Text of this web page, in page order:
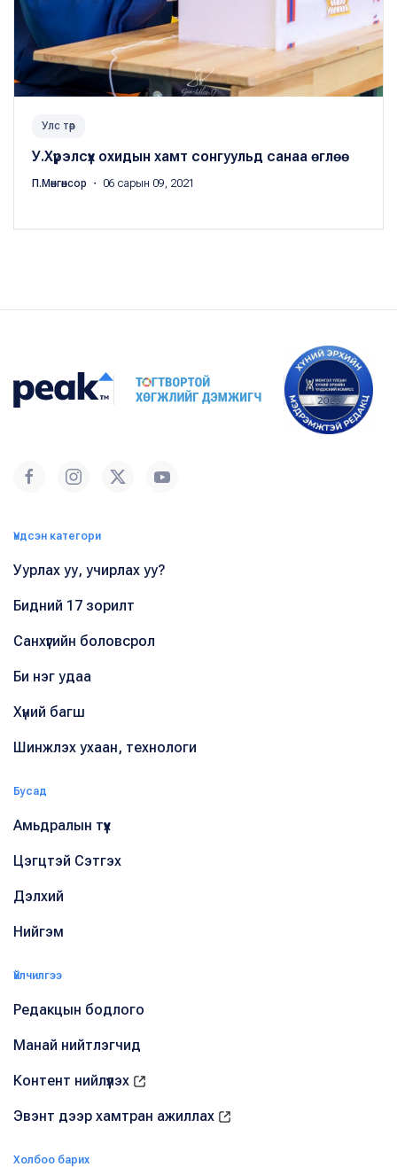
Улс төр
У.Хүрэлсүх охидын хамт сонгуульд санаа өглөө
П.Мөнгөнсор ・ 06 сарын 09, 2021
Үндсэн категори
Уурлах уу, учирлах уу?
Бидний 17 зорилт
Санхүүгийн боловсрол
Би нэг удаа
Хүний багш
Шинжлэх ухаан, технологи
Бусад
Амьдралын түүх
Цэгцтэй Сэтгэх
Дэлхий
Нийгэм
Үйлчилгээ
Редакцын бодлого
Манай нийтлэгчид
Контент нийлүүлэх
Эвэнт дээр хамтран ажиллах
Холбоо барих